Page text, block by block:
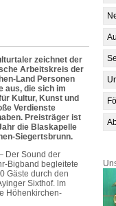
zeichnet der
Arbeitskreis der
Land Personen
aus, die sich im
Kultur, Kunst und
Verdienste
Preisträger ist
die Blaskapelle
Siegertsbrunn.
Der Sound der
Bigband begleitete
Gäste durch den
Sixthof. lm
Höhenkirchen-